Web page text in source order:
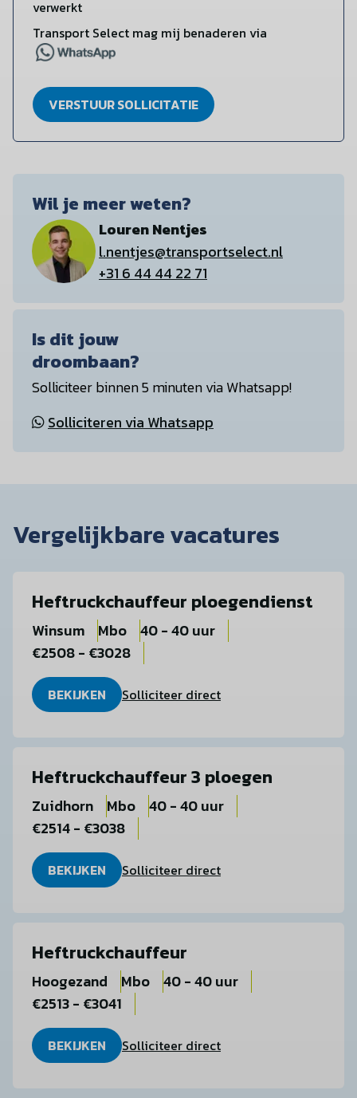
verwerkt
Transport Select mag mij benaderen via
VERSTUUR SOLLICITATIE
Wil je meer weten?
Louren Nentjes
l.nentjes@transportselect.nl
+31 6 44 44 22 71
Is dit jouw
droombaan?
Solliciteer binnen 5 minuten via Whatsapp!
Solliciteren via Whatsapp
Vergelijkbare vacatures
Heftruckchauffeur ploegendienst
Winsum Mbo
40 - 40 uur
€2508 - €3028
BEKIJKEN Solliciteer direct
Heftruckchauffeur 3 ploegen
Zuidhorn Mbo
40 - 40 uur
€2514 - €3038
BEKIJKEN Solliciteer direct
Heftruckchauffeur
Hoogezand Mbo
40 - 40 uur
€2513 - €3041
BEKIJKEN Solliciteer direct